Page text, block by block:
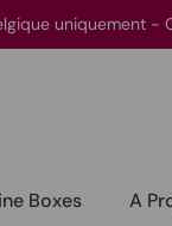
uniquement
Boxes A